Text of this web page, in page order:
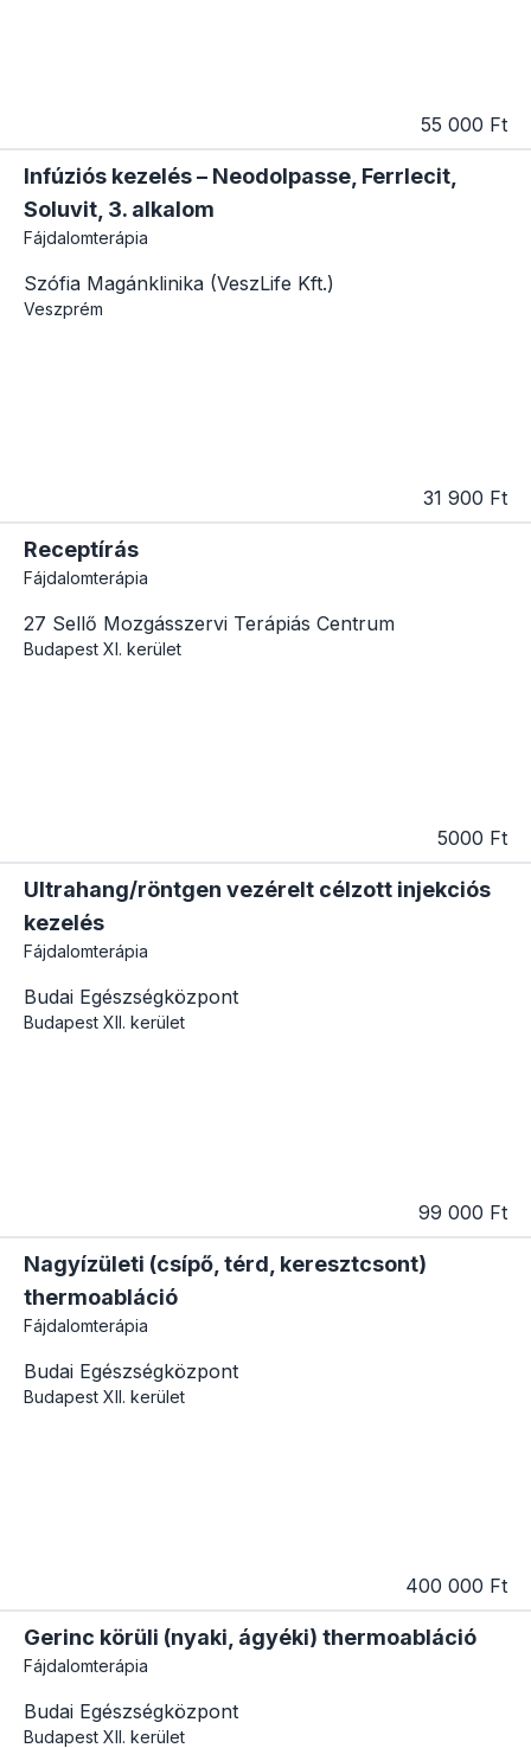
55 000 Ft
Infúziós kezelés – Neodolpasse, Ferrlecit,
Soluvit, 3. alkalom
Fájdalomterápia
Szófia Magánklinika (VeszLife Kft.)
Veszprém
31 900 Ft
Receptírás
Fájdalomterápia
27 Sellő Mozgásszervi Terápiás Centrum
Budapest XI. kerület
5000 Ft
Ultrahang/röntgen vezérelt célzott injekciós
kezelés
Fájdalomterápia
Budai Egészségközpont
Budapest XII. kerület
99 000 Ft
Nagyízületi (csípő, térd, keresztcsont)
thermoabláció
Fájdalomterápia
Budai Egészségközpont
Budapest XII. kerület
400 000 Ft
Gerinc körüli (nyaki, ágyéki) thermoabláció
Fájdalomterápia
Budai Egészségközpont
Budapest XII. kerület